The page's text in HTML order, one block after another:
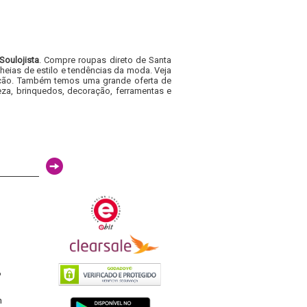
Soulojista. Compre roupas direto de Santa
de estilo e tendências da moda. Veja
Também temos uma grande oferta de
brinquedos, decoração, ferramentas e